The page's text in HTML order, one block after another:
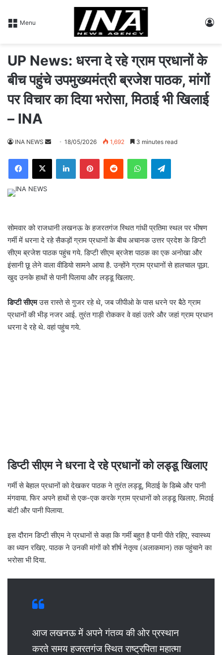
Menu
UP News: धरना दे रहे ग्राम प्रधानों के
बीच पहुंचे उपमुख्यमंत्री ब्रजेश पाठक, मांगों
पर विचार का दिया भरोसा, मिठाई भी खिलाई
– INA
INA NEWS
d
m
a
i
l
18/05/2026 1,692 3 minutes read
सोमवार को राजधानी लखनऊ के हजरतगंज स्थित गांधी प्रतिमा स्थल पर भीषण
गर्मी में धरना दे रहे सैकड़ों ग्राम प्रधानों के बीच अचानक उत्तर प्रदेश के डिप्टी
सीएम ब्रजेश पाठक पहुंच गये. डिप्टी सीएम ब्रजेश पाठक का एक अनोखा और
इंसानी छू लेने वाला वीडियो सामने आया है. उन्होंने ग्राम प्रधानों से हालचाल पूछा.
खुद उनके हाथों से पानी पिलाया और लड्डू खिलाए.
डिप्टी सीएमउस रास्ते से गुजर रहे थे, जब जीपीओ के पास धरने पर बैठे ग्राम
प्रधानों की भीड़ नजर आई. तुरंत गाड़ी रोककर वे वहां उतरे और जहां ग्राम प्रधान
धरना दे रहे थे. वहां पहुंच गये.
डिप्टी सीएम ने धरना दे रहे प्रधानों को लड्डू खिलाए
गर्मी से बेहाल प्रधानों को देखकर पाठक ने तुरंत लड्डू, मिठाई के डिब्बे और पानी
मंगवाया. फिर अपने हाथों से एक-एक करके ग्राम प्रधानों को लड्डू खिलाए. मिठाई
बांटी और पानी पिलाया.
इस दौरान डिप्टी सीएम ने प्रधानों से कहा कि गर्मी बहुत है पानी पीते रहिए, स्वास्थ्य
का ध्यान रखिए. पाठक ने उनकी मांगों को शीर्ष नेतृत्व (अलाकमान) तक पहुंचाने का
भरोसा भी दिया.
आज लखनऊ में अपने गंतव्य की ओर प्रस्थान
करते समय हजरतगंज स्थित राष्ट्रपिता महात्मा